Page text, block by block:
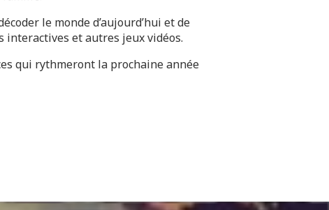
le monde d’aujourd’hui et de
et autres jeux vidéos.
qui rythmeront la prochaine année